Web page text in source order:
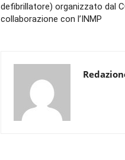
defibrillatore) organizzato dal
collaborazione con l’INMP